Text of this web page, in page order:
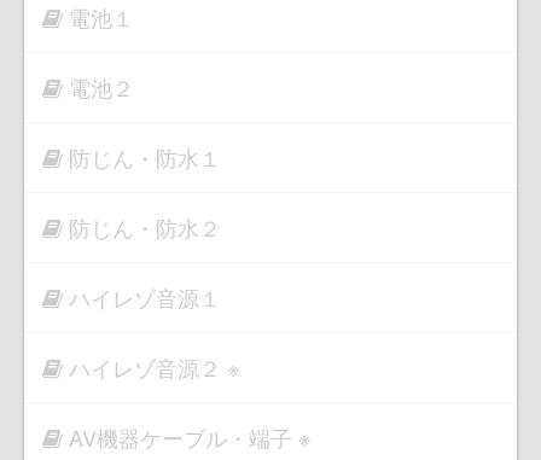
電池１
電池２
防じん・防水１
防じん・防水２
ハイレゾ音源１
ハイレゾ音源２ ※
AV機器ケーブル・端子 ※